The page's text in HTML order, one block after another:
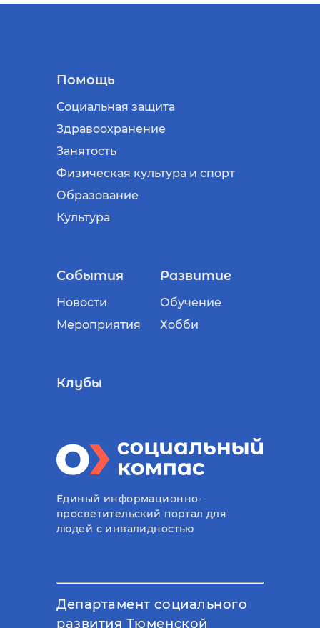
Помощь
Социальная защита
Здравоохранение
Занятость
Физическая культура и спорт
Образование
Культура
События
Новости
Мероприятия
Развитие
Обучение
Хобби
Клубы
Единый информационно-
просветительский портал для
людей с инвалидностью
Департамент социального
развития Тюменской